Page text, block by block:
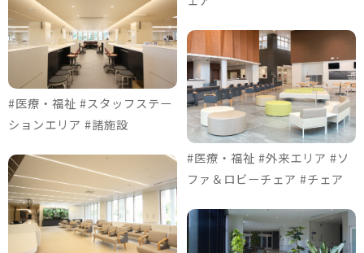
#医療・福祉 #スタッフステー
ションエリア #諸施設
#医療・福祉 #外来エリア #ソ
ファ＆ロビーチェア #チェア